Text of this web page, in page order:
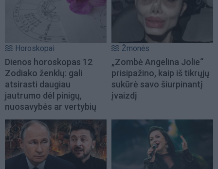
Horoskopai
Dienos horoskopas 12
Zodiako ženklų: gali
atsirasti daugiau
jautrumo dėl pinigų,
nuosavybės ar vertybių
Žmonės
„Zombė Angelina Jolie“
prisipažino, kaip iš tikrųjų
sukūrė savo šiurpinantį
įvaizdį